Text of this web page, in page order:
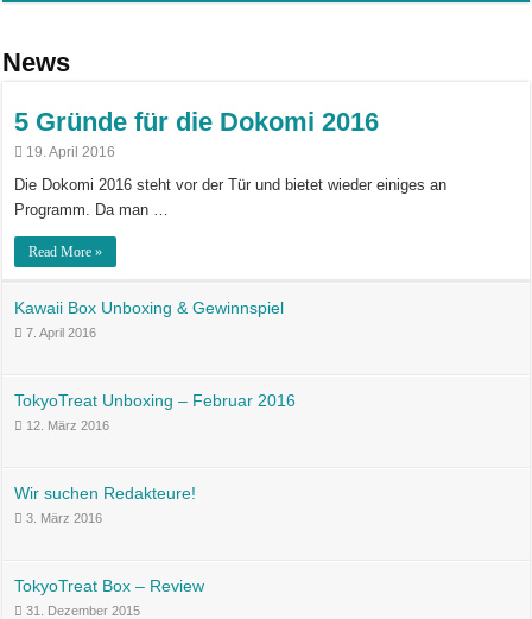
News
5 Gründe für die Dokomi 2016
19. April 2016
Die Dokomi 2016 steht vor der Tür und bietet wieder einiges an
Programm. Da man …
Read More »
Kawaii Box Unboxing & Gewinnspiel
7. April 2016
TokyoTreat Unboxing – Februar 2016
12. März 2016
Wir suchen Redakteure!
3. März 2016
TokyoTreat Box – Review
31. Dezember 2015